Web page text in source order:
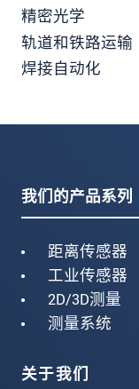
精密光学
轨道和铁路运输
焊接自动化
我们的产品系列
距离传感器
工业传感器
2D/3D测量
测量系统
关于我们